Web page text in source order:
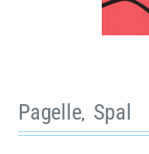
Pagelle Spal